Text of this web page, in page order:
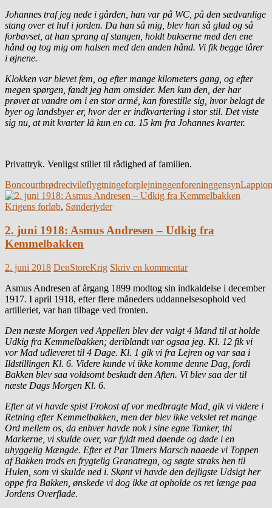
Johannes traf jeg nede i gården, han var på WC, på den sædvanlige
stang over et hul i jorden. Da han så mig, blev han så glad og så
forbavset, at han sprang af stangen, holdt bukserne med den ene
hånd og tog mig om halsen med den anden hånd. Vi fik begge tårer
i øjnene.
Klokken var blevet fem, og efter mange kilometers gang, og efter
megen spørgen, fandt jeg ham omsider. Men kun den, der har
prøvet at vandre om i en stor armé, kan forestille sig, hvor belagt de
byer og landsbyer er, hvor der er indkvartering i stor stil. Det viste
sig nu, at mit kvarter lå kun en ca. 15 km fra Johannes kvarter.
Privattryk. Venligst stillet til rådighed af familien.
BoncourtbrødrecivileflygtningeforplejninggenforeninggensynLappion
Krigens forløb, Sønderjyder
2. juni 1918: Asmus Andresen – Udkig fra
Kemmelbakken
2. juni 2018 DenStoreKrig Skriv en kommentar
Asmus Andresen af årgang 1899 modtog sin indkaldelse i december
1917. I april 1918, efter flere måneders uddannelsesophold ved
artilleriet, var han tilbage ved fronten.
Den næste Morgen ved Appellen blev der valgt 4 Mand til at holde
Udkig fra Kemmelbakken; deriblandt var ogsaa jeg. Kl. 12 fik vi
vor Mad udleveret til 4 Dage. Kl. 1 gik vi fra Lejren og var saa i
Ildstillingen Kl. 6. Videre kunde vi ikke komme denne Dag, fordi
Bakken blev saa voldsomt beskudt den Aften. Vi blev saa der til
næste Dags Morgen Kl. 6.
Efter at vi havde spist Frokost af vor medbragte Mad, gik vi videre i
Retning efter Kemmelbakken, men der blev ikke vekslet ret mange
Ord mellem os, da enhver havde nok i sine egne Tanker, thi
Markerne, vi skulde over, var fyldt med døende og døde i en
uhyggelig Mængde. Efter et Par Timers Marsch naaede vi Toppen
af Bakken trods en frygtelig Granatregn, og søgte straks hen til
Hulen, som vi skulde ned i. Skønt vi havde den dejligste Udsigt her
oppe fra Bakken, ønskede vi dog ikke at opholde os ret længe paa
Jordens Overflade.